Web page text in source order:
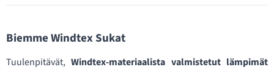
Biemme Windtex Sukat
Tuulenpitävät,Windtex-materiaalista valmistetut lämpimät